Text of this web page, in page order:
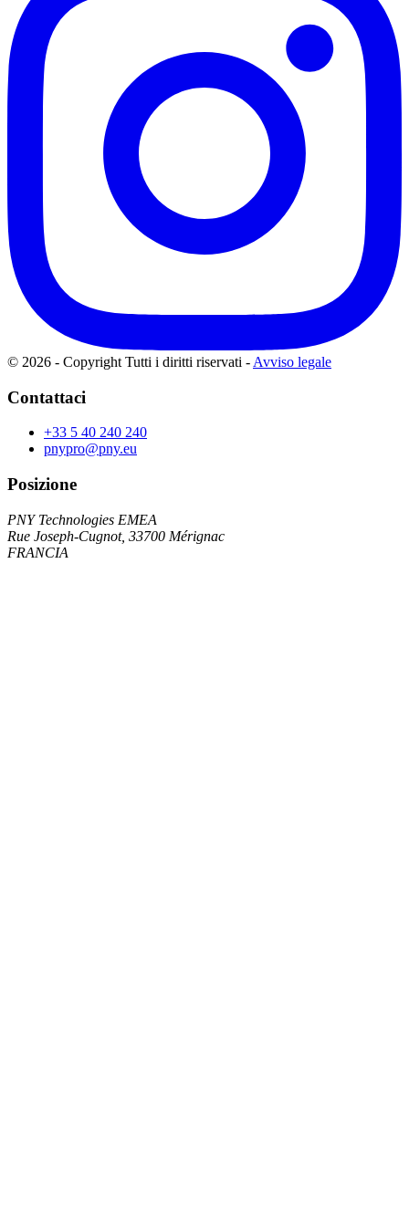
© 2026 - Copyright Tutti i diritti riservati - Avviso legale
Contattaci
+33 5 40 240 240
pnypro@pny.eu
Posizione
PNY Technologies EMEA
Rue Joseph-Cugnot, 33700 Mérignac
FRANCIA